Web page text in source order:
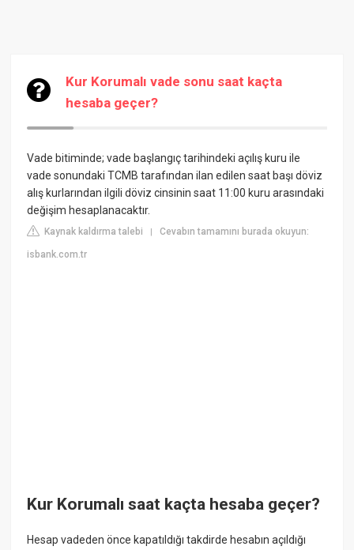
Kur Korumalı vade sonu saat kaçta
hesaba geçer?
Vade bitiminde; vade başlangıç tarihindeki açılış kuru ile
vade sonundaki TCMB tarafından ilan edilen saat başı döviz
alış kurlarından ilgili döviz cinsinin saat 11:00 kuru arasındaki
değişim hesaplanacaktır.
Kaynak kaldırma talebi |Cevabın tamamını burada okuyun:
isbank.com.tr
Kur Korumalı saat kaçta hesaba geçer?
Hesap vadeden önce kapatıldığı takdirde hesabın açıldığı